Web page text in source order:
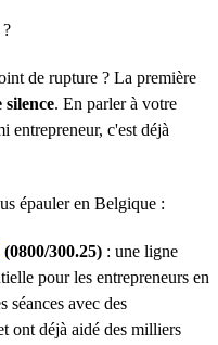
de rupture ? La première
silence. En parler à votre
entrepreneur, c'est déjà
épauler en Belgique :
(0800/300.25) : une ligne
pour les entrepreneurs en
séances avec des
ont déjà aidé des milliers